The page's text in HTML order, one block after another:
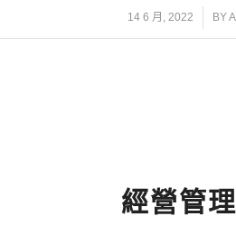
14 6 月, 2022
/ BY
經營管